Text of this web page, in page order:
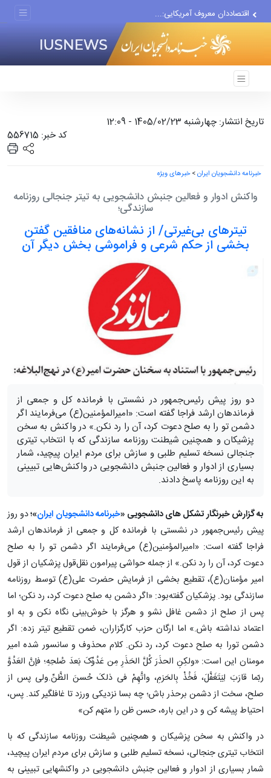
اقتصاددان معروف آمریکایی:...
تاریخ انتشار: چهارشنبه 1405/02/23 - 12:09
کد خبر: 556715
خبرنامه دانشجویان ایران>خبرهای ویژه
واکنش ادوار و فعالین جنبش دانشجویی به تیتر جنجالی روزنامه
سازندگی؛
تیترهای بی‌غیرتی/ از نشانه‌های منافقین گفتن
بخشی از حکم شرعی و فراموشی بخش دیگر آن
دو روز پیش رئیس‌جمهور در نشستی با فرمانده کل و جمعی از
فرماندهان ارشد فراجا گفته است: «امیرالمؤمنین(ع) می‌فرمایند اگر
دشمن تو را به صلح دعوت کرد، آن را رد نکن.» در واکنش به سخن
پزشیکان و همچنین شیطنت روزنامه سازندگی که با انتخاب تیتری
جنجالی نسخه تسلیم طلبی و سازش برای مردم ایران پیچید، شمار
بسیاری از ادوار و فعالین جنبش دانشجویی در واکنش‌هایی تبیینی
به این روزنامه پاسخ دادند.
به گزارش خبرنگار تشکل های دانشجویی «خبرنامه دانشجویان ایران»؛دو روز
پیش رئیس‌جمهور در نشستی با فرمانده کل و جمعی از فرماندهان ارشد
فراجا گفته است: «امیرالمؤمنین(ع) می‌فرمایند اگر دشمن تو را به صلح
دعوت کرد، آن را رد نکن.» از جمله حواشی پیرامون نقل‌قول پزشکیان از قول
امیر مؤمنان(ع)، تقطیع بخشی از فرمایش حضرت علی(ع) توسط روزنامه
سازندگی بود. پزشکیان گفته‌بود: «اگر دشمن به صلح دعوت کرد، رد نکن؛ اما
پس از صلح از دشمن غافل نشو و هرگز با خوش‌بینی نگاه نکن و به او
اعتماد نداشته باش.» اما ارگان حزب کارگزاران، ضمن تقطیع تیتر زده: اگر
دشمن تورا به صلح دعوت کرد، رد نکن. کلام محذوف و سانسور شده امیر
مومنان این است: «ولکِنِ الحذَرَ کُلَّ الحَذَرِ مِن عَدُوِّکَ بَعدَ صُلحِهِ؛ فإنَّ العَدُوَّ
ربّما قارَبَ لِیَتَغَفَّلَ، فَخُذْ بِالحَزمِ، واتَّهِمْ فی ذلکَ حُسنَ الظَّنِّ.ولى پس از
صلح، سخت از دشمن برحذر باش؛ چه بسا نزدیکی ورزد تا غافلگیر کند. پس،
احتیاط پیشه کن و در این باره، حسن ظن را متهم کن»
در واکنش به سخن پزشیکان و همچنین شیطنت روزنامه سازندگی که با
انتخاب تیتری جنجالی، نسخه تسلیم طلبی و سازش برای مردم ایران پیچید،
شمار بسیاری از ادوار و فعالین جنبش دانشجویی در واکنشهایی تبیینی به